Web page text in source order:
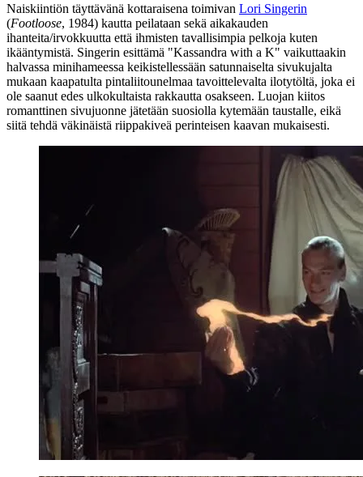
Naiskiintiön täyttävänä kottaraisena toimivan Lori Singerin
(Footloose, 1984) kautta peilataan sekä aikakauden
ihanteita/irvokkuutta että ihmisten tavallisimpia pelkoja kuten
ikääntymistä. Singerin esittämä "Kassandra with a K" vaikuttaakin
halvassa minihameessa keikistellessään satunnaiselta sivukujalta
mukaan kaapatulta pintaliitounelmaa tavoittelevalta ilotytöltä, joka ei
ole saanut edes ulkokultaista rakkautta osakseen. Luojan kiitos
romanttinen sivujuonne jätetään suosiolla kytemään taustalle, eikä
siitä tehdä väkinäistä riippakiveä perinteisen kaavan mukaisesti.